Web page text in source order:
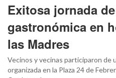
Exitosa jornada
gastronómica en
las Madres
Vecinos y vecinas participaron de
organizada en la Plaza 24 de